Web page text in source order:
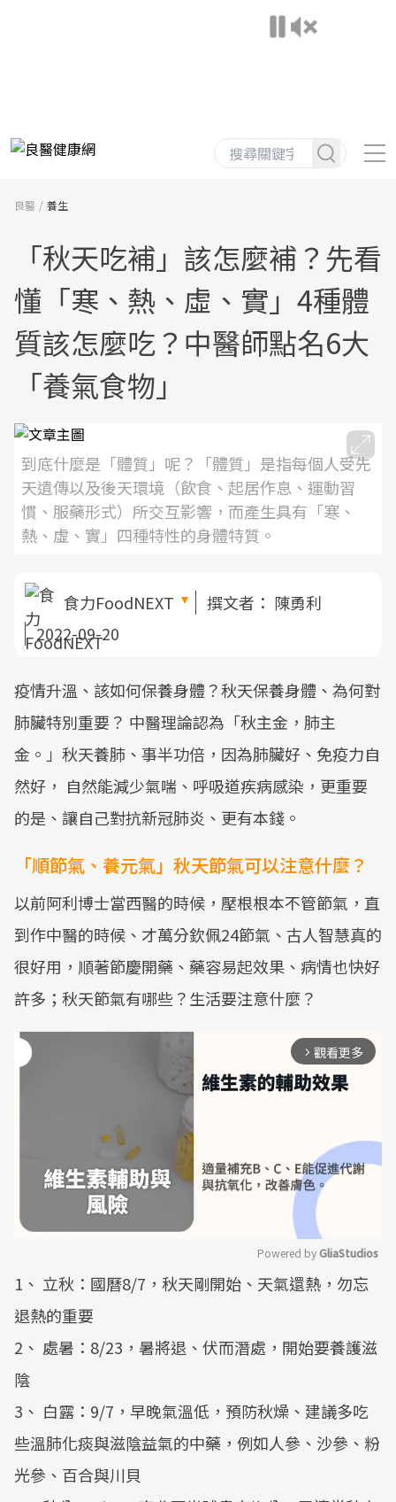
良醫 養生
「秋天吃補」該怎麼補？先看
懂「寒、熱、虛、實」4種體
質該怎麼吃？中醫師點名6大
「養氣食物」
到底什麼是「體質」呢？「體質」是指每個人受先
天遺傳以及後天環境（飲食、起居作息、運動習
慣、服藥形式）所交互影響，而產生具有「寒、
熱、虛、實」四種特性的身體特質。
食力FoodNEXT 撰文者： 陳勇利
2022-09-20
疫情升溫、該如何保養身體？秋天保養身體、為何對
肺臟特別重要？ 中醫理論認為「秋主金，肺主
金。」秋天養肺、事半功倍，因為肺臟好、免疫力自
然好， 自然能減少氣喘、呼吸道疾病感染，更重要
的是、讓自己對抗新冠肺炎、更有本錢。
「順節氣、養元氣」秋天節氣可以注意什麼？
以前阿利博士當西醫的時候，壓根根本不管節氣，直
到作中醫的時候、才萬分欽佩24節氣、古人智慧真的
很好用，順著節慶開藥、藥容易起效果、病情也快好
許多；秋天節氣有哪些？生活要注意什麼？
arrow_forward_ios 觀看更多
Mute
Powered by GliaStudios
1、 立秋：國曆8/7，秋天剛開始、天氣還熱，勿忘
退熱的重要
2、 處暑：8/23，暑將退、伏而潛處，開始要養護滋
陰
3、 白露：9/7，早晚氣溫低，預防秋燥、建議多吃
些溫肺化痰與滋陰益氣的中藥，例如人參、沙參、粉
光參、百合與川貝